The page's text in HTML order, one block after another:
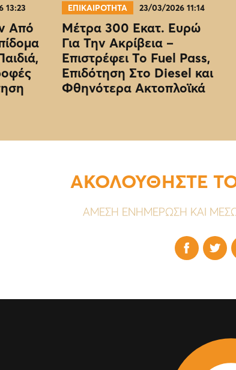
13:23
Από
ΕΠΙΚΑΙΡΟΤΗΤΑ 23/03/2026 11:14
Μέτρα 300 Εκατ. Ευρώ
Για Την Ακρίβεια –
Επιστρέφει Το Fuel Pass,
Επιδότηση Στο Diesel και
Φθηνότερα Ακτοπλοϊκά
ΑΚΟΛΟΥΘΗΣΤΕ ΤΟ
ΑΜΕΣΗ ΕΝΗΜΕΡΩΣΗ ΚΑΙ
 